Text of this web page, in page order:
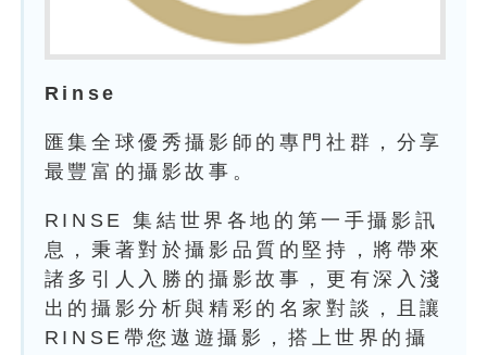
Rinse
匯集全球優秀攝影師的專門社群，分享
最豐富的攝影故事。
RINSE 集結世界各地的第一手攝影訊
息，秉著對於攝影品質的堅持，將帶來
諸多引人入勝的攝影故事，更有深入淺
出的攝影分析與精彩的名家對談，且讓
RINSE帶您遨遊攝影，搭上世界的攝